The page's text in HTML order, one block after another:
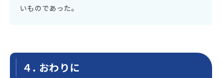
いものであった。
４. おわりに